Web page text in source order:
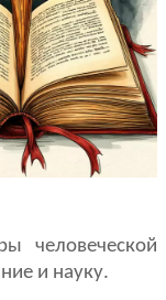
человеческой
и науку.